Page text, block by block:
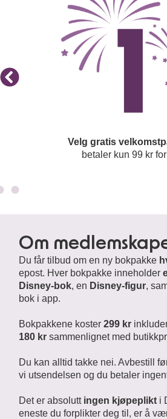
Velg gratis
betaler kun 99 kr
Om
Du får tilbud om en ny bokpakke
epost. Hver bokpakke inneholder
Disney-bok, en Disney-figur,
bok i app.
Bokpakkene koster299 kr
180 kr sammenlignet med
Du kan alltid takke nei. Avbestill
vi utsendelsen og du betaler
Det er absolutt ingen kjøpeplikt i
eneste du forplikter deg til, er å